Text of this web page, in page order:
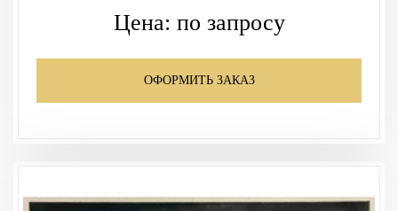
Цена: по запросу
ОФОРМИТЬ ЗАКАЗ